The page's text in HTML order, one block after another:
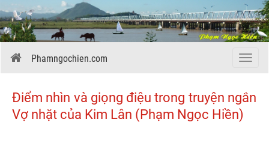
Menu
Phamngochien.com
Điểm nhìn và giọng điệu trong truyện ngắn
Vợ nhặt của Kim Lân (Phạm Ngọc Hiền)